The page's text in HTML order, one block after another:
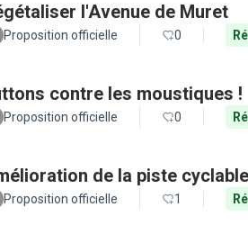
l'Avenue de Muret
Proposition officielle 0
contre les moustiques !
Proposition officielle 0
de la piste
Proposition officielle 1